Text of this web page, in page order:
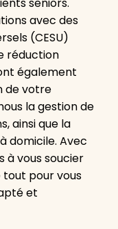
seniors.
avec des
(CESU)
réduction
également
de votre
la gestion de
ainsi que la
domicile. Avec
à vous soucier
tout pour vous
et